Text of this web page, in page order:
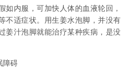
如内服，可加快人体的血液轮回，
不适症状。用生姜水泡脚，并没有
姜汁泡脚就能治疗某种疾病，是没
障碍­